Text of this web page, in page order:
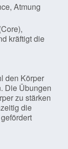
Atmung
kräftigt die
den Körper
Die Übungen
zu stärken
die